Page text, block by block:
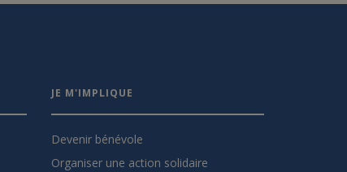
JE M'IMPLIQUE
Devenir bénévole
Organiser une action solidaire